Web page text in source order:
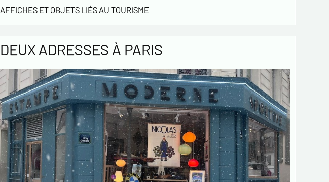
AFFICHES ET OBJETS LIÉS AU TOURISME
DEUX ADRESSES À PARIS